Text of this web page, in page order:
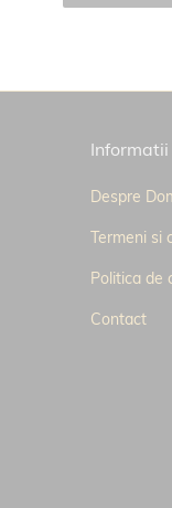
Informatii
Despre
Termeni si
Politica de
Contact